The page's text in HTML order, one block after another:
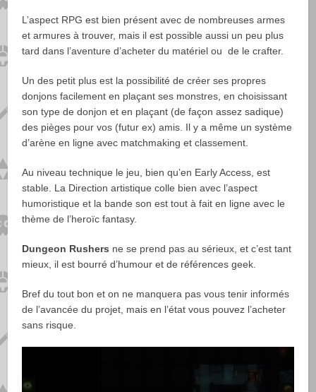
L’aspect RPG est bien présent avec de nombreuses armes
et armures à trouver, mais il est possible aussi un peu plus
tard dans l’aventure d’acheter du matériel ou de le crafter.
Un des petit plus est la possibilité de créer ses propres
donjons facilement en plaçant ses monstres, en choisissant
son type de donjon et en plaçant (de façon assez sadique)
des pièges pour vos (futur ex) amis. Il y a même un système
d’arène en ligne avec matchmaking et classement.
Au niveau technique le jeu, bien qu’en Early Access, est
stable. La Direction artistique colle bien avec l’aspect
humoristique et la bande son est tout à fait en ligne avec le
thème de l’heroïc fantasy.
Dungeon Rushers ne se prend pas au sérieux, et c’est tant
mieux, il est bourré d’humour et de références geek.
Bref du tout bon et on ne manquera pas vous tenir informés
de l’avancée du projet, mais en l’état vous pouvez l’acheter
sans risque.